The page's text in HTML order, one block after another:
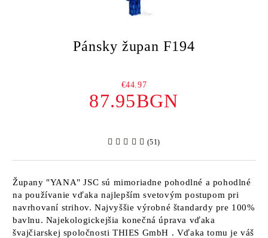
Pánsky župan F194
€44.97
87.95BGN
(51)
Župany "YANA" JSC sú mimoriadne pohodlné a pohodlné
na používanie vďaka najlepším svetovým postupom pri
navrhovaní strihov. Najvyššie výrobné štandardy pre 100%
bavlnu. Najekologickejšia konečná úprava vďaka
švajčiarskej spoločnostiTHIES GmbH . Vďaka tomu je váš